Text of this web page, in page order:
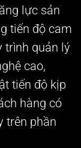
lực sản
tiến độ cam
trình quản lý
cao,
tiến độ kịp
hàng có
trên phần